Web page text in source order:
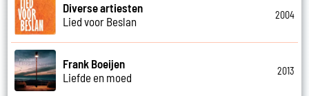
Diverse artiesten
Lied voor Beslan
2004
Frank Boeijen
Liefde en moed
2013